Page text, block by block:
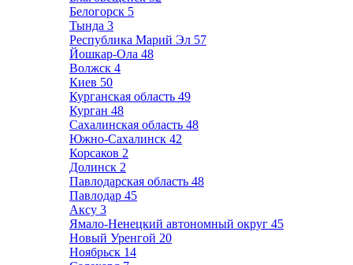
Белогорск 5
Тында 3
Республика Марий Эл 57
Йошкар-Ола 48
Волжск 4
Киев 50
Курганская область 49
Курган 48
Сахалинская область 48
Южно-Сахалинск 42
Корсаков 2
Долинск 2
Павлодарская область 48
Павлодар 45
Аксу 3
Ямало-Ненецкий автономный округ 45
Новый Уренгой 20
Ноябрьск 14